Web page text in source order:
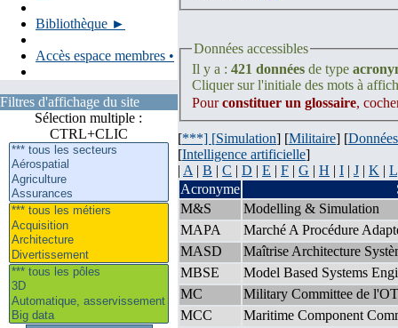
Bibliothèque ►
Accès espace membres •
Filtres d'affichage du site
Sélection multiple :
CTRL+CLIC
Données accessibles
Il y a : 421 données de type
Cliquer sur l'initiale des mots à
Pourconstituer un glossaire,
[***] [Simulation] [Militaire] [Données
[Intelligence artificielle]
| A | B | C | D | E | F | G | H | I | J | K | L
Acronyme
M&S
Modelling & Simulation
MAPA
Marché A Procédure
MASD
Maîtrise Architecture
MBSE
Model Based Systems
MC
Military Committee de
MCC
Maritime Component